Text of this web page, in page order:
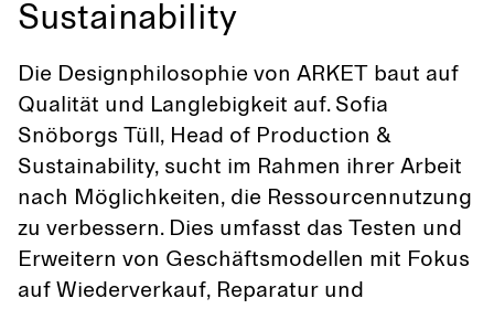
Sustainability
Die Designphilosophie von ARKET baut auf
Qualität und Langlebigkeit auf. Sofia
Snöborgs Tüll, Head of Production &
Sustainability, sucht im Rahmen ihrer Arbeit
nach Möglichkeiten, die Ressourcennutzung
zu verbessern. Dies umfasst das Testen und
Erweitern von Geschäftsmodellen mit Fokus
auf Wiederverkauf, Reparatur und